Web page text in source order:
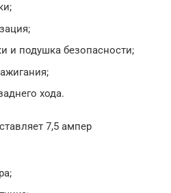
и подушка безопасности;
хода.
7,5 ампер